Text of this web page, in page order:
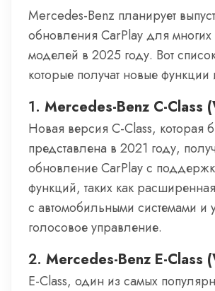
Mercedes-Benz планирует
обновления CarPlay для многих
моделей в 2025 году. Вот
которые получат новые
1. Mercedes-Benz C-Class
Новая версия C-Class, которая
представлена в 2021 году,
обновление CarPlay с
функций, таких как
с автомобильными системами и
голосовое управление.
2. Mercedes-Benz E-Class
E-Class, один из самых